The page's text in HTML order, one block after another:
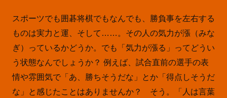
スポーツでも囲碁将棋でもなんでも、勝負事を左右する
ものは実力と運、そして……。その人の気力が漲（みな
ぎ）っているかどうか。でも「気力が漲る」ってどうい
う状態なんでしょうか？ 例えば、試合直前の選手の表
情や雰囲気で「あ、勝ちそうだな」とか「得点しそうだ
な」と感じたことはありませんか？ そう。「人は言葉